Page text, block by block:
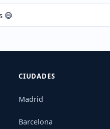
😄
CIUDADES
Madrid
Barcelona